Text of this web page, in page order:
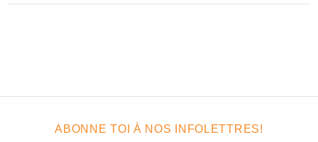
ABONNE TOI À NOS INFOLETTRES!